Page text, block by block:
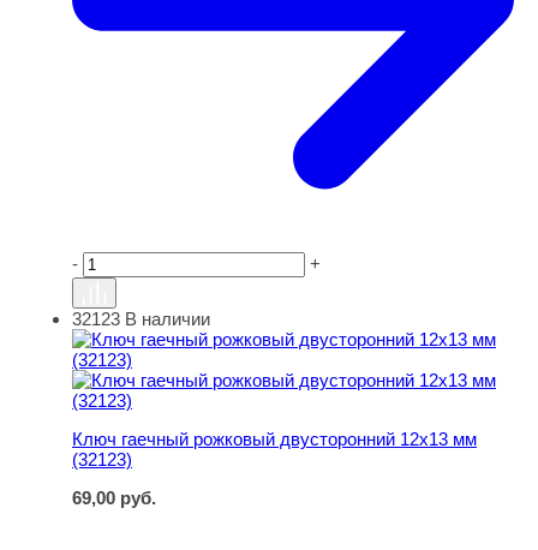
- +
Ключ гаечный рожковый двусторонний 12х13 мм
32123 В наличии
Ключ гаечный рожковый двусторонний 12х13 мм
(32123)
69,00 руб.